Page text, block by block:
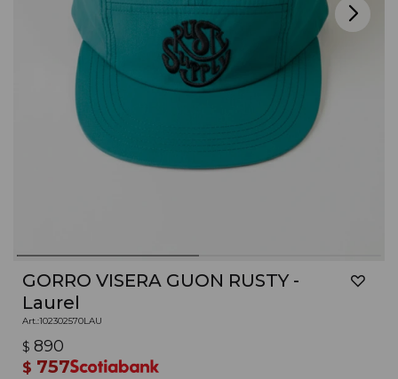
GORRO VISERA GUON RUSTY -
Laurel
102302570LAU
$ 890
$ 757